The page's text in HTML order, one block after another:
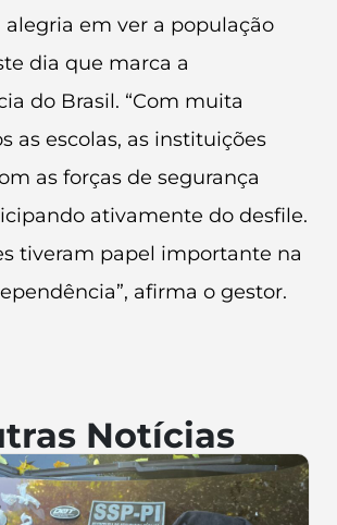
alegria em ver a população
dia que marca a
do Brasil. “Com muita
as escolas, as instituições
as forças de segurança
ativamente do desfile.
tiveram papel importante na
afirma o gestor.
Notícias